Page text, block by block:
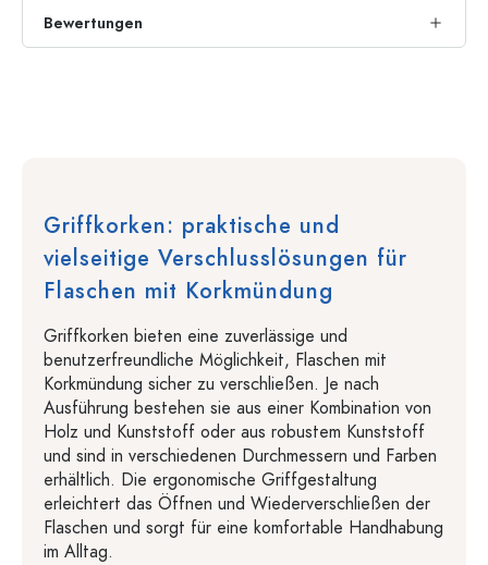
Bewertungen
Griffkorken: praktische und
vielseitige Verschlusslösungen für
Flaschen mit Korkmündung
Griffkorken bieten eine zuverlässige und
benutzerfreundliche Möglichkeit, Flaschen mit
Korkmündung sicher zu verschließen. Je nach
Ausführung bestehen sie aus einer Kombination von
Holz und Kunststoff oder aus robustem Kunststoff
und sind in verschiedenen Durchmessern und Farben
erhältlich. Die ergonomische Griffgestaltung
erleichtert das Öffnen und Wiederverschließen der
Flaschen und sorgt für eine komfortable Handhabung
im Alltag.